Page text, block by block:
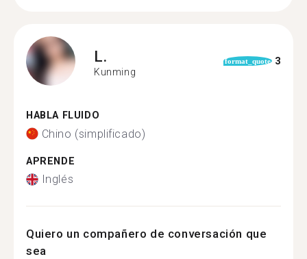
L.
Kunming
format_quote 3
HABLA FLUIDO
Chino (simplificado)
APRENDE
Inglés
Quiero un compañero de conversación que
sea